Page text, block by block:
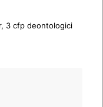
3 cfp deontologici